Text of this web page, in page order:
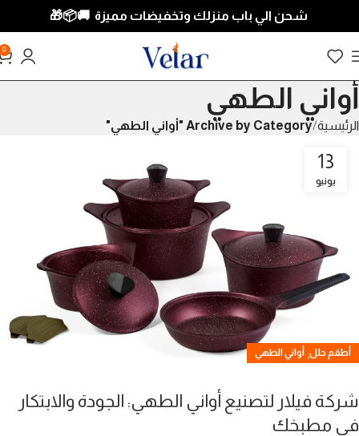
شحن الي باب منزلك وتخفيضات مميزة 🚚📦🎁
0
أواني الطهي
الرئيسية Archive by Category "أواني الطهي"
13
يونيو
أطقم حلل, أواني الطهي
شركة فيلار لتصنيع أواني الطهي: الجودة والابتكار
في مطبخك